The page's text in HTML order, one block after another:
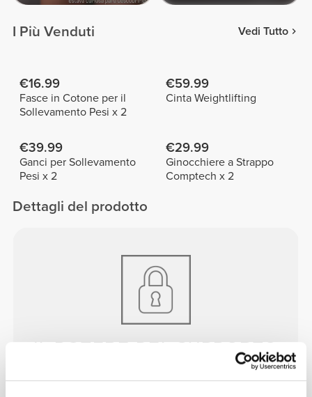
I Più Venduti Vedi Tutto
€16.99
Fasce in Cotone per il
Sollevamento Pesi x 2
€59.99
Cinta Weightlifting
€39.99
Ganci per Sollevamento
Pesi x 2
€29.99
Ginocchiere a Strappo
Comptech x 2
Dettagli del prodotto
IL POTERE DEL SUPPORTO
Sviluppata con il giusto livello di compressione, per